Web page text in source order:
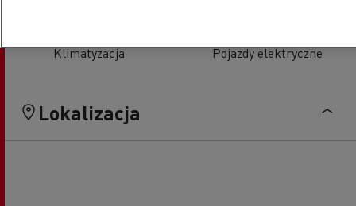
Klimatyzacja Pojazdy elektryczne
Lokalizacja